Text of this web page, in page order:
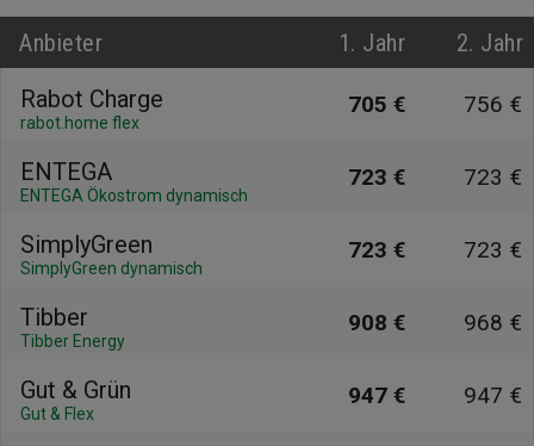
Anbieter 1. Jahr
2. Jahr
Rabot Charge
rabot.home flex
705 € 756 €
ENTEGA
ENTEGA Ökostrom dynamisch
723 € 723 €
SimplyGreen
SimplyGreen dynamisch
723 € 723 €
Tibber
Tibber Energy
908 € 968 €
Gut & Grün
Gut & Flex
947 € 947 €